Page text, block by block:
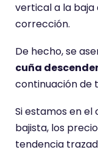
vertical a la baja
corrección.
De hecho, se
cuña
continuación de
Si estamos en
bajista, los
tendencia